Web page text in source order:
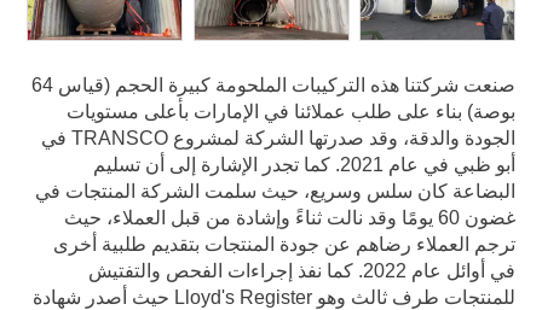
صنعت شركتنا هذه التركيبات الملحومة كبيرة الحجم (قياس 64
بوصة) بناء على طلب عملائنا في الإمارات بأعلى مستويات
الجودة والدقة، وقد صدرتها الشركة لمشروع TRANSCO في
أبو ظبي في عام 2021. كما تجدر الإشارة إلى أن تسليم
البضاعة كان سلس وسريع، حيث سلمت الشركة المنتجات في
غضون 60 يومًا وقد نالت ثناءً وإشادة من قبل العملاء، حيث
ترجم العملاء رضاهم عن جودة المنتجات بتقديم طلبية أخرى
في أوائل عام 2022. كما نفذ إجراءات الفحص والتفتيش
للمنتجات طرف ثالث وهو Lloyd's Register حيث أصدر شهادة